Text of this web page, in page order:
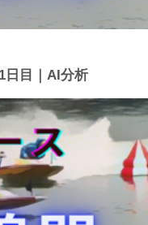
日目｜AI分析